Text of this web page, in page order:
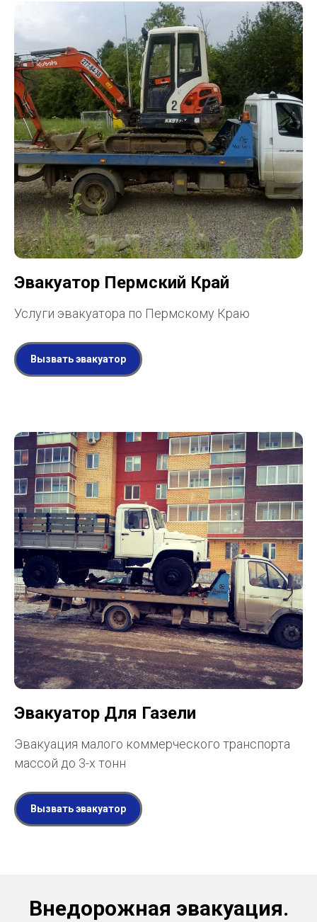
Эвакуатор Пермский Край
Услуги эвакуатора по Пермскому Краю
Вызвать эвакуатор
Эвакуатор Для Газели
Эвакуация малого коммерческого транспорта
массой до 3-х тонн
Вызвать эвакуатор
Внедорожная эвакуация.